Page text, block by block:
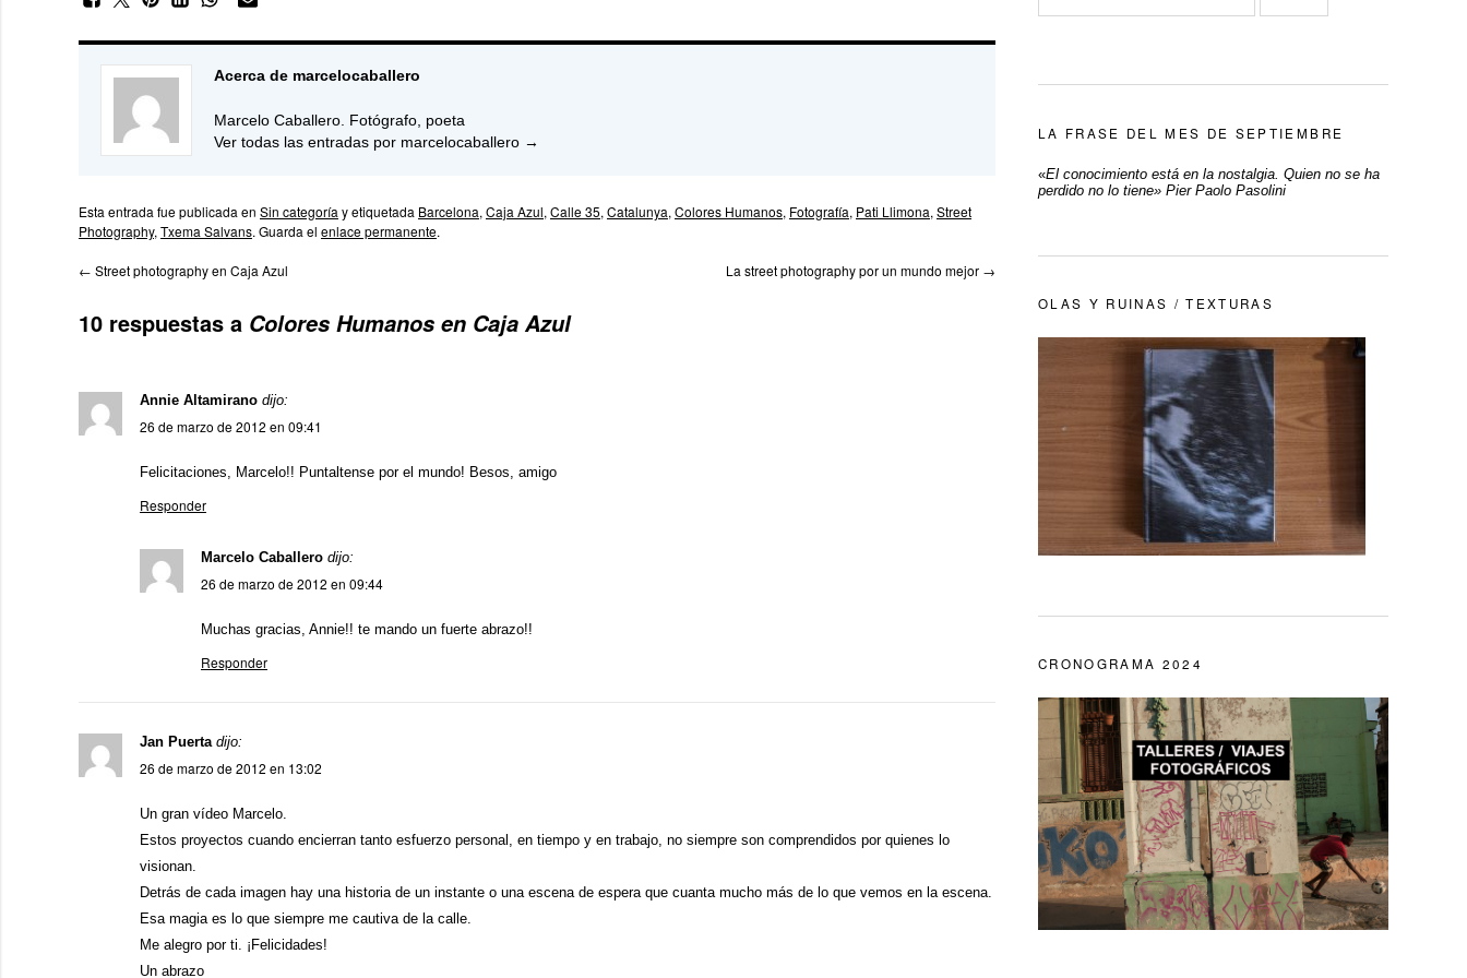
Acerca de marcelocaballero
Marcelo Caballero. Fotógrafo, poeta
Ver todas las entradas por marcelocaballero →
Esta entrada fue publicada en Sin categoría y etiquetada Barcelona, Caja Azul, Calle 35, Catalunya, Colores Humanos, Fotografía, Pati Llimona, Street
Photography, Txema Salvans. Guarda el enlace permanente.
← Street photography en Caja Azul La street photography por un mundo mejor →
10 respuestas a Colores Humanos en Caja Azul
Annie Altamirano dijo:
26 de marzo de 2012 en 09:41
Felicitaciones, Marcelo!! Puntaltense por el mundo! Besos, amigo
Responder
Marcelo Caballero dijo:
26 de marzo de 2012 en 09:44
Muchas gracias, Annie!! te mando un fuerte abrazo!!
Responder
Jan Puerta dijo:
26 de marzo de 2012 en 13:02
Un gran vídeo Marcelo.
Estos proyectos cuando encierran tanto esfuerzo personal, en tiempo y en trabajo, no siempre son comprendidos por quienes lo
visionan.
Detrás de cada imagen hay una historia de un instante o una escena de espera que cuanta mucho más de lo que vemos en la escena.
Esa magia es lo que siempre me cautiva de la calle.
Me alegro por ti. ¡Felicidades!
Un abrazo
LA FRASE DEL MES DE SEPTIEMBRE
«El conocimiento está en la nostalgia. Quien no se ha
perdido no lo tiene» Pier Paolo Pasolini
OLAS Y RUINAS / TEXTURAS
CRONOGRAMA 2024